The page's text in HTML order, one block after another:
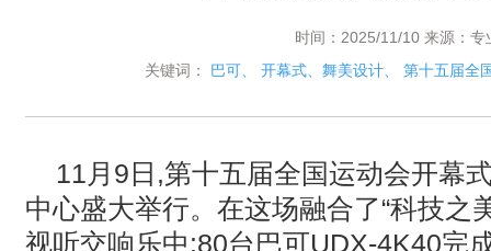
· AVONIC摄像机 × Bosch DICENTIS会议系统保障二十国央行
· 松下投影机赋能LYMB.iO的MultiBall系统，打造新一代体育与
· TCC Family 选型指南｜森海塞尔三款天花阵列麦克风，该选
时间：2025/11/10 来源：专
关键词：
巴可 、开幕式、舞美设计 、第十五届全
11月 9 日 ,第十五届全国运动会开幕
中心盛大举行。在这场融合了“科技之
视听交响乐中:80台巴可UDX-4K40完